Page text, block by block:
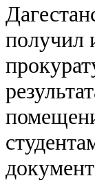
получил